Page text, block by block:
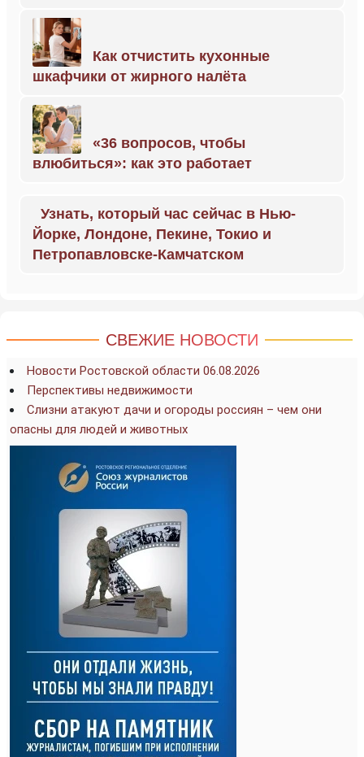
Как отчистить кухонные
шкафчики от жирного налёта
«36 вопросов, чтобы
влюбиться»: как это работает
Узнать, который час сейчас в Нью-
Йорке, Лондоне, Пекине, Токио и
Петропавловске-Камчатском
СВЕЖИЕ НОВОСТИ
Новости Ростовской области 06.08.2026
Перспективы недвижимости
Слизни атакуют дачи и огороды россиян – чем они
опасны для людей и животных